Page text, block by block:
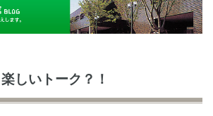
しいトーク？！